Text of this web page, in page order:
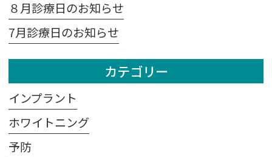
８月診療日のお知らせ
7月診療日のお知らせ
カテゴリー
インプラント
ホワイトニング
予防